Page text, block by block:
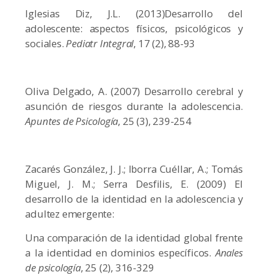
Iglesias Diz, J.L. (2013)Desarrollo del
adolescente: aspectos físicos, psicológicos y
sociales.Pediatr Integral, 17 (2), 88-93
Oliva Delgado, A. (2007) Desarrollo cerebral y
asunción de riesgos durante la adolescencia.
Apuntes de Psicología, 25 (3), 239-254
Zacarés González, J. J.; Iborra Cuéllar, A.; Tomás
Miguel, J. M.; Serra Desfilis, E. (2009) El
desarrollo de la identidad en la adolescencia y
adultez emergente:
Una comparación de la identidad global frente
a la identidad en dominios específicos.Anales
de psicología, 25 (2), 316-329